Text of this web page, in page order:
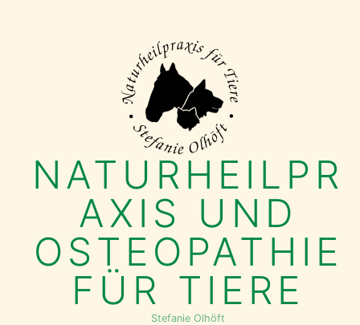
NATURHEILPR
AXIS UND
OSTEOPATHIE
FÜR TIERE
Stefanie Olhöft